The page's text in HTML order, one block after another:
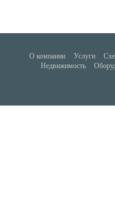
О компании Услуги
Недвижимость